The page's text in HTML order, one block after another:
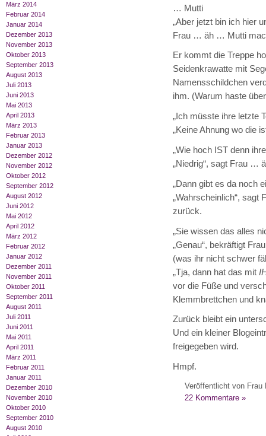
März 2014
Februar 2014
Januar 2014
Dezember 2013
November 2013
Oktober 2013
September 2013
August 2013
Juli 2013
Juni 2013
Mai 2013
April 2013
März 2013
Februar 2013
Januar 2013
Dezember 2012
November 2012
Oktober 2012
September 2012
August 2012
Juni 2012
Mai 2012
April 2012
März 2012
Februar 2012
Januar 2012
Dezember 2011
November 2011
Oktober 2011
September 2011
August 2011
Juli 2011
Juni 2011
Mai 2011
April 2011
März 2011
Februar 2011
Januar 2011
Dezember 2010
November 2010
Oktober 2010
September 2010
August 2010
… Mutti
„Aber jetzt bin ich hier
Frau … äh … Mutti
Er kommt die Treppe
Seidenkrawatte mit
Namensschildchen
ihm. (Warum haste
„Ich müsste ihre letzte
„Keine Ahnung wo die
„Wie hoch IST denn
„Niedrig“, sagt Frau …
„Dann gibt es da noch
„Wahrscheinlich“,
zurück.
„Sie wissen das alles
„Genau“, bekräftigt
(was ihr nicht schwer
„Tja, dann hat das mit
vor die Füße und
Klemmbrettchen und
Zurück bleibt ein
Und ein kleiner
freigegeben wird.
Hmpf.
Veröffentlicht von Frau
22 Kommentare »